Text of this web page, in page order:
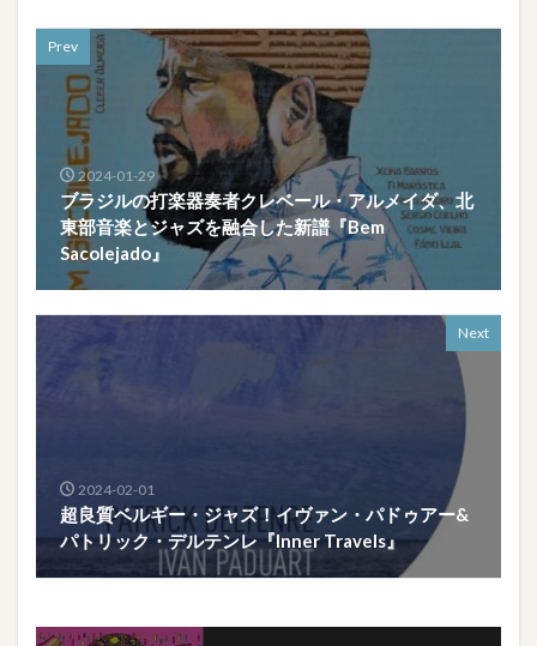
Prev
2024-01-29
ブラジルの打楽器奏者クレベール・アルメイダ、北
東部音楽とジャズを融合した新譜『Bem
Sacolejado』
Next
2024-02-01
超良質ベルギー・ジャズ！イヴァン・パドゥアー&
パトリック・デルテンレ『Inner Travels』